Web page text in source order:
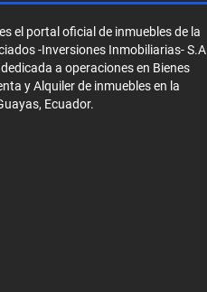
el portal oficial de inmuebles de la
-Inversiones Inmobiliarias- S.A
a operaciones en Bienes
y Alquiler de inmuebles en la
Ecuador.